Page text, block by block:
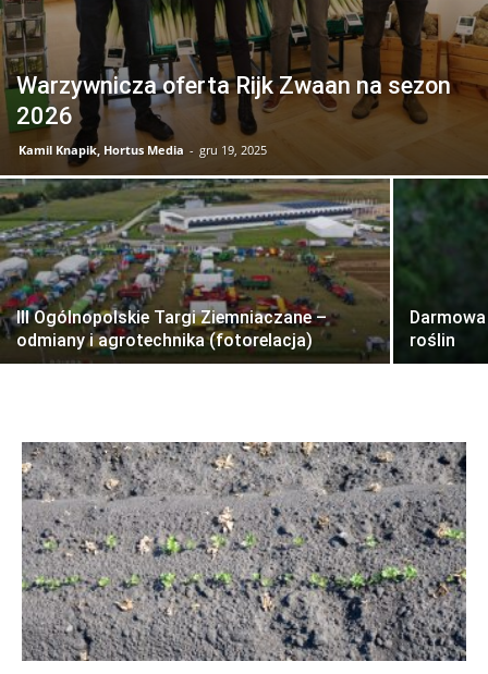
Warzywnicza oferta Rijk Zwaan na sezon
2026
Kamil Knapik, Hortus Media - gru 19, 2025
III Ogólnopolskie Targi Ziemniaczane –
odmiany i agrotechnika (fotorelacja)
roślin